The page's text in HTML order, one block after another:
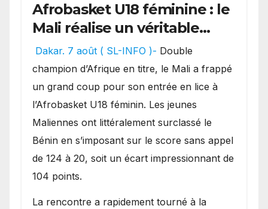
Afrobasket U18 féminine : le
Mali réalise un véritable
festival offensif et inflige
une lourde défaite au
Bénin.
Dakar. 7 août ( SL-INFO )- Double
champion d’Afrique en titre, le Mali a frappé
un grand coup pour son entrée en lice à
l’Afrobasket U18 féminin. Les jeunes
Maliennes ont littéralement surclassé le
Bénin en s’imposant sur le score sans appel
de 124 à 20, soit un écart impressionnant de
104 points.
La rencontre a rapidement tourné à la